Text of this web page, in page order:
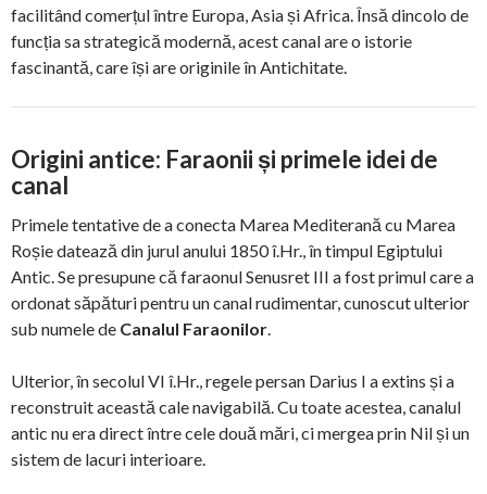
facilitând comerțul între Europa, Asia și Africa. Însă dincolo de
funcția sa strategică modernă, acest canal are o istorie
fascinantă, care își are originile în Antichitate.
Origini antice: Faraonii și primele idei de
canal
Primele tentative de a conecta Marea Mediterană cu Marea
Roșie datează din jurul anului 1850 î.Hr., în timpul Egiptului
Antic. Se presupune că faraonul Senusret III a fost primul care a
ordonat săpături pentru un canal rudimentar, cunoscut ulterior
sub numele de Canalul Faraonilor.
Ulterior, în secolul VI î.Hr., regele persan Darius I a extins și a
reconstruit această cale navigabilă. Cu toate acestea, canalul
antic nu era direct între cele două mări, ci mergea prin Nil și un
sistem de lacuri interioare.